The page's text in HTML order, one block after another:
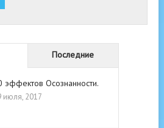
Последние
эффектов Осознанности.
июля, 2017